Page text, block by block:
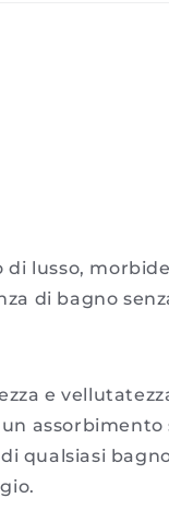
lusso,
di bagno
e
qualsiasi